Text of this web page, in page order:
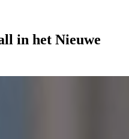
in het Nieuwe